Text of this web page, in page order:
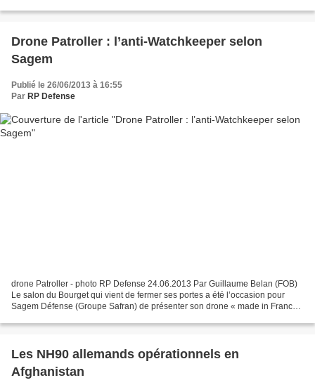
Drone Patroller : l’anti-Watchkeeper selon
Sagem
Publié le 26/06/2013 à 16:55
Par RP Defense
drone Patroller - photo RP Defense 24.06.2013 Par Guillaume Belan (FOB)
Le salon du Bourget qui vient de fermer ses portes a été l’occasion pour
Sagem Défense (Groupe Safran) de présenter son drone « made in France
Les NH90 allemands opérationnels en
Afghanistan